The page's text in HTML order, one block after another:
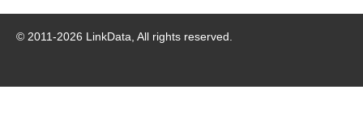
© 2011-2026 LinkData, All rights reserved.